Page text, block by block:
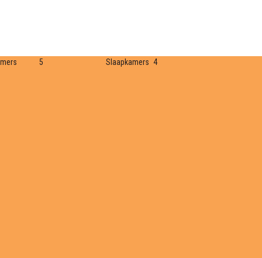
5 Slaapkamers 4